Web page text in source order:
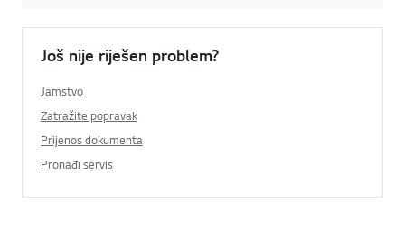
Još nije riješen problem?
Jamstvo
Zatražite popravak
Prijenos dokumenta
Pronađi servis